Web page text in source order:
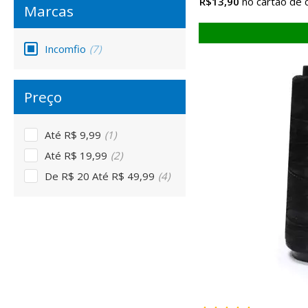
Incomfio (7)
Até R$ 9,99 (1)
Até R$ 19,99 (2)
De R$ 20 Até R$ 49,99 (4)